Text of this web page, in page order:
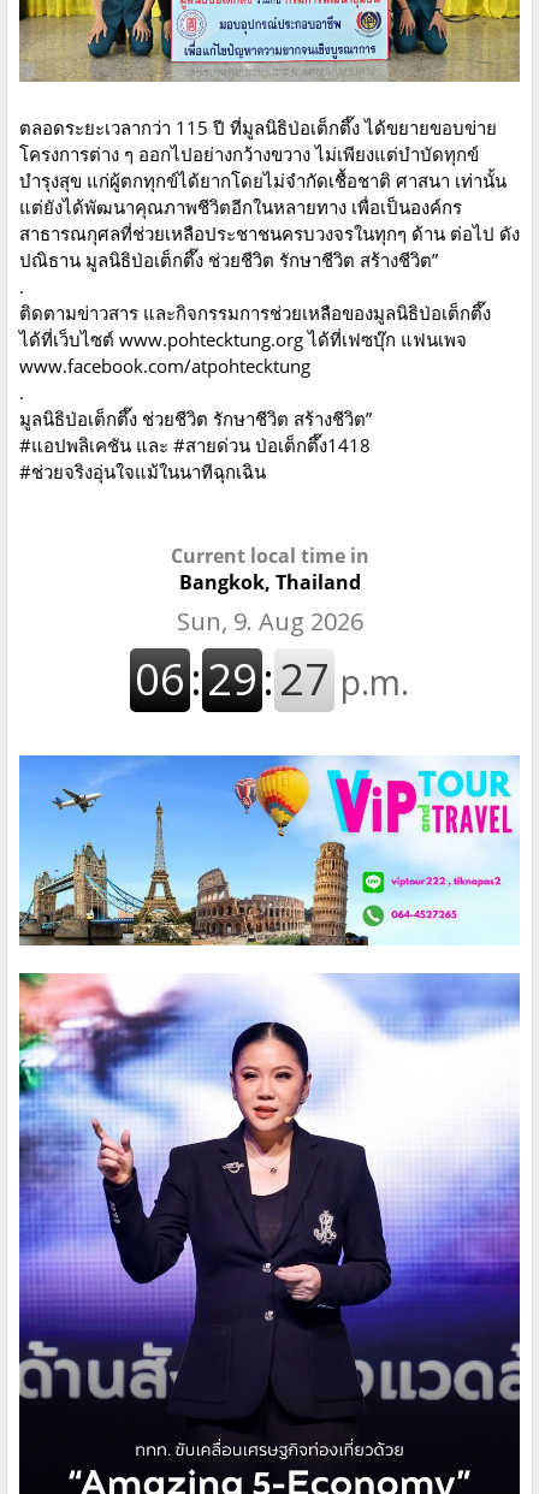
ตลอดระยะเวลากว่า 115 ปี ที่มูลนิธิป่อเต็กตึ๊ง ได้ขยายขอบข่าย
โครงการต่าง ๆ ออกไปอย่างกว้างขวาง ไม่เพียงแต่บำบัดทุกข์
บำรุงสุข แก่ผู้ตกทุกข์ได้ยากโดยไม่จำกัดเชื้อชาติ ศาสนา เท่านั้น
แต่ยังได้พัฒนาคุณภาพชีวิตอีกในหลายทาง เพื่อเป็นองค์กร
สาธารณกุศลที่ช่วยเหลือประชาชนครบวงจรในทุกๆ ด้าน ต่อไป ดัง
ปณิธาน มูลนิธิป่อเต็กตึ๊ง ช่วยชีวิต รักษาชีวิต สร้างชีวิต”
.
ติดตามข่าวสาร และกิจกรรมการช่วยเหลือของมูลนิธิป่อเต็กตึ๊ง
ได้ที่เว็บไซต์ www.pohtecktung.org ได้ที่เฟซบุ๊ก แฟนเพจ
www.facebook.com/atpohtecktung
.
มูลนิธิป่อเต็กตึ๊ง ช่วยชีวิต รักษาชีวิต สร้างชีวิต”
#แอปพลิเคชัน และ #สายด่วน ป่อเต็กตึ๊ง1418
#ช่วยจริงอุ่นใจแม้ในนาทีฉุกเฉิน
Current local time in
Bangkok, Thailand